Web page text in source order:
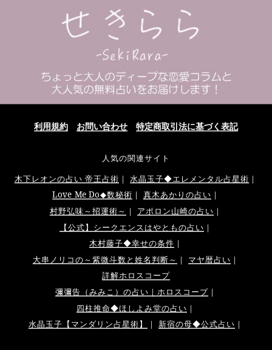
利用規約 お問い合わせ 特定商取引法に基づく表記
人気の関連サイト
木下レオンの占い 帝王占術 ｜水晶玉子◆エレメンタル占星術 ｜
Love Me Do◆数秘術 ｜ 真木あかりの占い ｜
村野弘味～招運術～ ｜ アポロン山崎の占い ｜
【公式】シークエンスはやともの占い ｜
木村藤子◆幸せの条件 ｜
大串ノリコの～紫微斗数と姓名判断～ ｜ マヤ暦占い ｜
詳解ホロスコープ
彌彌告（みみこ）の占い｜ホロスコープ ｜
四柱推命◆ほしよみ堂の占い ｜
水晶玉子【マンダリン占星術】
｜ 新宿の母◆公式占い ｜